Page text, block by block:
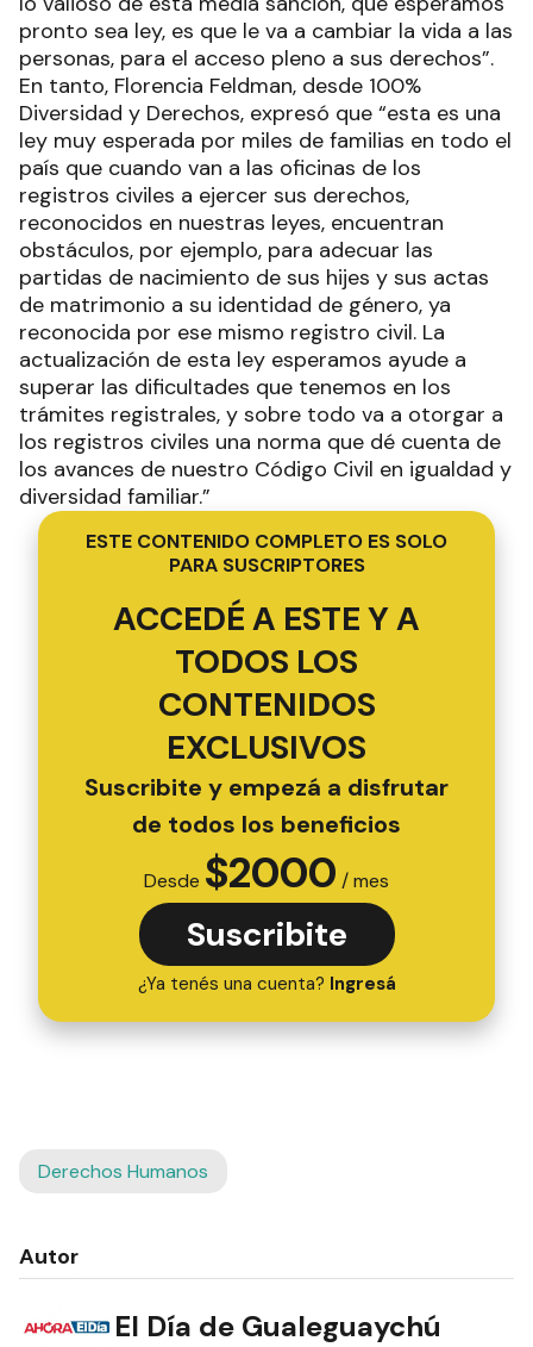
pronto sea ley, es que le va a cambiar la vida a las
personas, para el acceso pleno a sus derechos”.
En tanto, Florencia Feldman, desde 100%
Diversidad y Derechos, expresó que “esta es una
ley muy esperada por miles de familias en todo el
país que cuando van a las oficinas de los
registros civiles a ejercer sus derechos,
reconocidos en nuestras leyes, encuentran
obstáculos, por ejemplo, para adecuar las
partidas de nacimiento de sus hijes y sus actas
de matrimonio a su identidad de género, ya
reconocida por ese mismo registro civil. La
actualización de esta ley esperamos ayude a
superar las dificultades que tenemos en los
trámites registrales, y sobre todo va a otorgar a
los registros civiles una norma que dé cuenta de
los avances de nuestro Código Civil en igualdad y
diversidad familiar.”
ESTE CONTENIDO COMPLETO ES SOLO
PARA SUSCRIPTORES
ACCEDÉ A ESTE Y A
TODOS LOS
CONTENIDOS
EXCLUSIVOS
Suscribite y empezá a disfrutar
de todos los beneficios
Desde $2000 / mes
Suscribite
¿Ya tenés una cuenta? Ingresá
Derechos Humanos
Autor
El Día de Gualeguaychú